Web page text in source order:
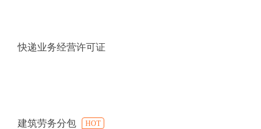
快递业务经营许可证
建筑劳务分包 HOT